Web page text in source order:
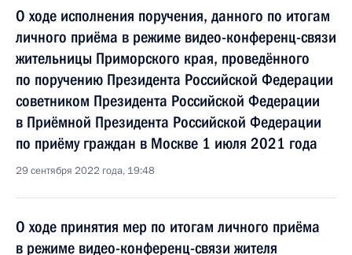
О ходе исполнения поручения, данного по итогам
личного приёма в режиме видео-конференц-связи
жительницы Приморского края, проведённого
по поручению Президента Российской Федерации
советником Президента Российской Федерации
в Приёмной Президента Российской Федерации
по приёму граждан в Москве 1 июля 2021 года
29 сентября 2022 года, 19:48
О ходе принятия мер по итогам личного приёма
в режиме видео-конференц-связи жителя